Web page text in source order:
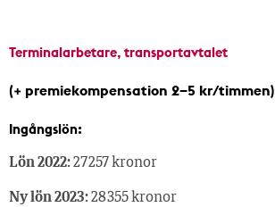
Terminalarbetare, transportavtalet
(+ premiekompensation 2–5 kr/timmen)
Ingångslön:
Lön 2022:27 257 kronor
Ny lön 2023:28 355 kronor